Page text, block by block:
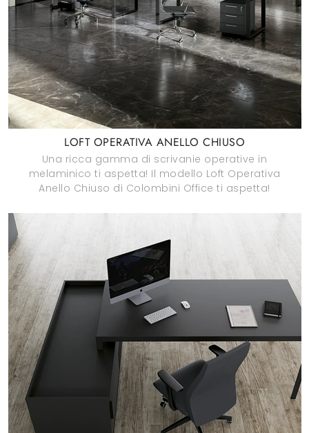
LOFT OPERATIVA ANELLO CHIUSO
Una ricca gamma di scrivanie operative in
melaminico ti aspetta! Il modello Loft Operativa
Anello Chiuso di Colombini Office ti aspetta!